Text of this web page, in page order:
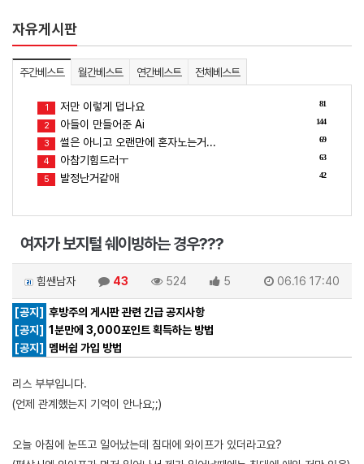
자유게시판
주간베스트 월간베스트 연간베스트 전체베스트
81
1 저만 이렇게 덥나요
144
2 아들이 만들어준 Ai
69
3 썰은 아니고 오랜만에 혼자노는거...
63
4 아참기힘드러ㅜ
42
5 발정난거같애
여자가 보지털 쉐이빙하는 경우???
힘쌘남자 43 524 5 06.16 17:40
[공지] 후방주의 게시판 관련 긴급 공지사항
[공지] 1분만에 3,000포인트 획득하는 방법
[공지]
멤버쉽 가입 방법
리스 부부입니다.
(언제 관계했는지 기억이 안나요;;)
오늘 아침에 눈뜨고 일어났는데 침대에 와이프가 있더라고요?